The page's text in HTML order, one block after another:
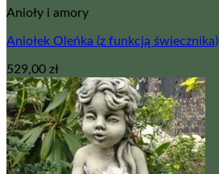
Anioły i amory
Aniołek Oleńka (z funkcją świecznika)
529,00 zł